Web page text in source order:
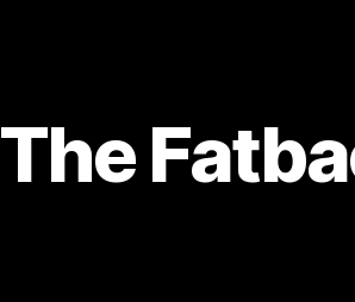
The